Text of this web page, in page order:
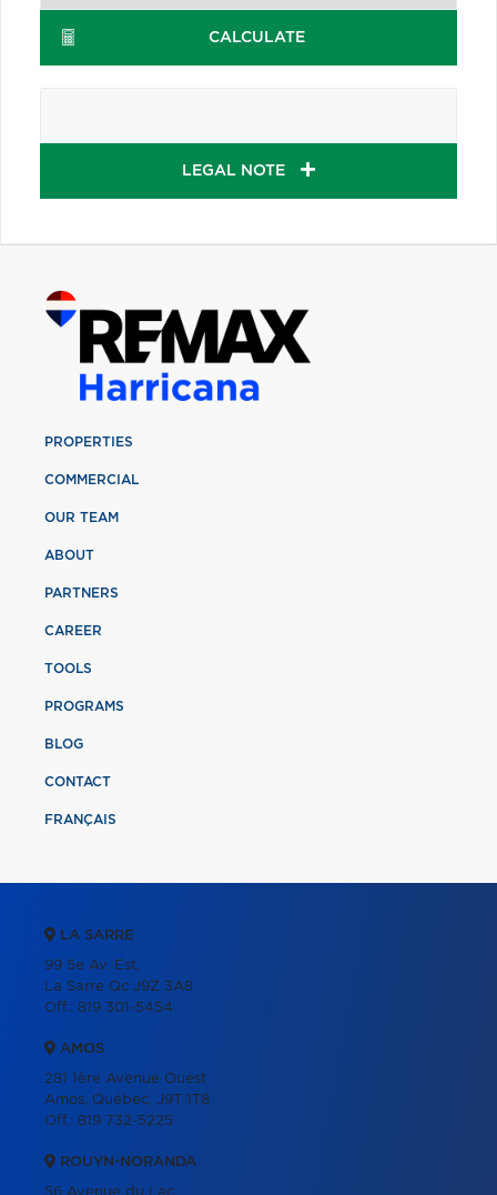
CALCULATE
LEGAL NOTE
PROPERTIES
COMMERCIAL
OUR TEAM
ABOUT
PARTNERS
CAREER
TOOLS
PROGRAMS
BLOG
CONTACT
FRANÇAIS
LA SARRE
99 5e Av. Est,
La Sarre Qc J9Z 3A8
Off.: 819 301-5454
AMOS
281 1ère Avenue Ouest
Amos, Québec, J9T 1T8
Off.: 819 732-5225
ROUYN-NORANDA
56 Avenue du Lac